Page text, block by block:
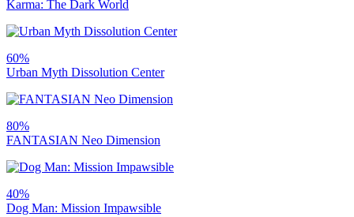
Karma: The Dark World
60%
Urban Myth Dissolution Center
80%
FANTASIAN Neo Dimension
40%
Dog Man: Mission Impawsible